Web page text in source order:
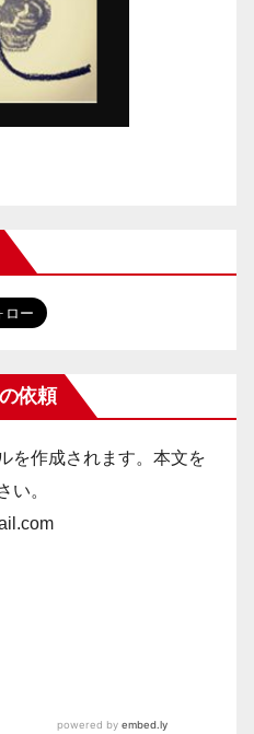
依頼
を作成されます。本文を
い。